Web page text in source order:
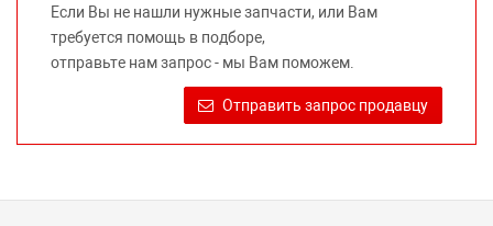
правообладателей указанных товарных знаков.
Требование предоставлять покупателю необходимую и
достоверную информацию о товаре, предлагаемом к
продаже, обеспечивающую возможность их правильного
выбора возложено на продавца (изготовителя) Законом
«О защите прав потребителей».
Если Вы не нашли нужные запчасти, или Вам
требуется помощь в подборе,
отправьте нам запрос - мы Вам поможем.
Отправить запрос продавцу